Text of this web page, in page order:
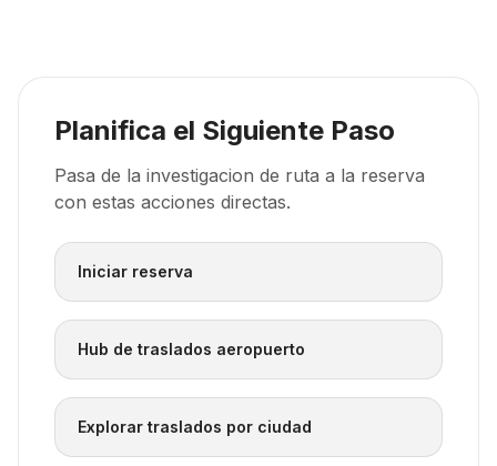
Planifica el Siguiente Paso
Pasa de la investigacion de ruta a la reserva
con estas acciones directas.
Iniciar reserva
Hub de traslados aeropuerto
Explorar traslados por ciudad